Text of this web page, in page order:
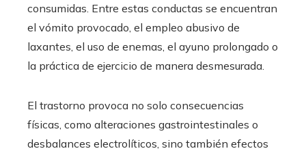
consumidas. Entre estas conductas se encuentran
el vómito provocado, el empleo abusivo de
laxantes, el uso de enemas, el ayuno prolongado o
la práctica de ejercicio de manera desmesurada.
El trastorno provoca no solo consecuencias
físicas, como alteraciones gastrointestinales o
desbalances electrolíticos, sino también efectos